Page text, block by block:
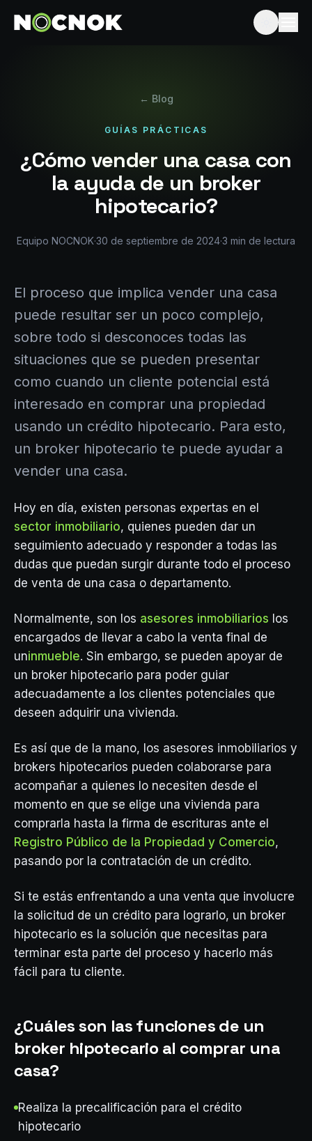
← Blog
GUÍAS PRÁCTICAS
¿Cómo vender una casa con
la ayuda de un broker
hipotecario?
Equipo NOCNOK·30 de septiembre de 2024·3 min de lectura
El proceso que implica vender una casa
puede resultar ser un poco complejo,
sobre todo si desconoces todas las
situaciones que se pueden presentar
como cuando un cliente potencial está
interesado en comprar una propiedad
usando un crédito hipotecario. Para esto,
un broker hipotecario te puede ayudar a
vender una casa.
Hoy en día, existen personas expertas en el
sector inmobiliario, quienes pueden dar un
seguimiento adecuado y responder a todas las
dudas que puedan surgir durante todo el proceso
de venta de una casa o departamento.
Normalmente, son los asesores inmobiliarios los
encargados de llevar a cabo la venta final de
uninmueble. Sin embargo, se pueden apoyar de
un broker hipotecario para poder guiar
adecuadamente a los clientes potenciales que
deseen adquirir una vivienda.
Es así que de la mano, los asesores inmobiliarios y
brokers hipotecarios pueden colaborarse para
acompañar a quienes lo necesiten desde el
momento en que se elige una vivienda para
comprarla hasta la firma de escrituras ante el
Registro Público de la Propiedad y Comercio,
pasando por la contratación de un crédito.
Si te estás enfrentando a una venta que involucre
la solicitud de un crédito para lograrlo, un broker
hipotecario es la solución que necesitas para
terminar esta parte del proceso y hacerlo más
fácil para tu cliente.
¿Cuáles son las funciones de un
broker hipotecario al comprar una
casa?
Realiza la precalificación para el crédito
hipotecario